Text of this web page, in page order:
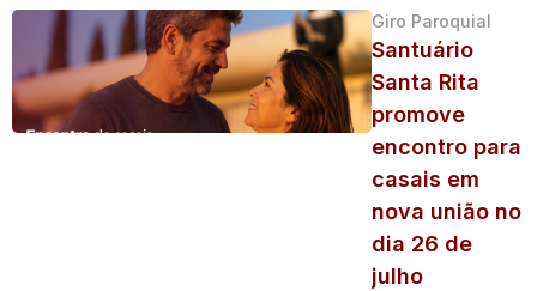
Giro Paroquial
Santuário
Santa Rita
promove
encontro para
casais em
nova união no
dia 26 de
julho